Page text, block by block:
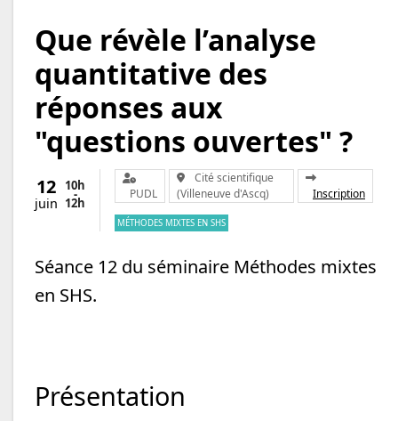
Que révèle l’analyse
quantitative des
réponses aux
"questions ouvertes" ?
12
juin
10h
-
12h
Organisateur :
PUDL
Lieu :
Cité scientifique
(Villeneuve d'Ascq)
Inscription
MÉTHODES MIXTES EN SHS
Séance 12 du séminaire Méthodes mixtes
en SHS.
Présentation